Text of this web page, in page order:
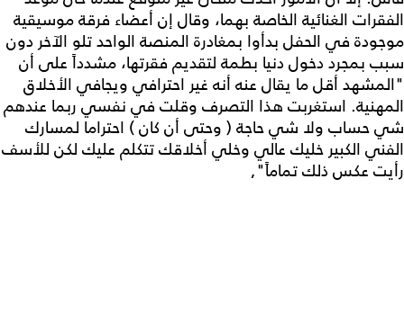
الفقرات الغنائية الخاصة بهما، وقال إن أعضاء فرقة موسيقية
موجودة في الحفل بدأوا بمغادرة المنصة الواحد تلو الآخر دون
سبب بمجرد دخول دنيا بطمة لتقديم فقرتها، مشدداً على أن
"المشهد أقل ما يقال عنه أنه غير احترافي ويجافي الأخلاق
المهنية. استغربت هذا التصرف وقلت في نفسي ربما عندهم
شي حساب ولا شي حاجة ( وحتى أن كان ) احتراما لمسارك
الفني الكبير خليك عالي وخلي أخلاقك تتكلم عليك لكن للأسف
رأيت عكس ذلك تماماً",